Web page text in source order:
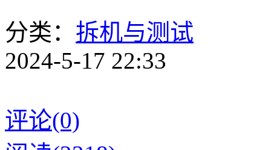
分类： 拆机与测试
2024-5-17 22:33
评论(0)